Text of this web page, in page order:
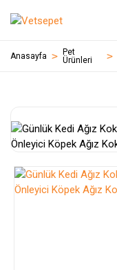
Anasayfa
Pet
Ürünleri